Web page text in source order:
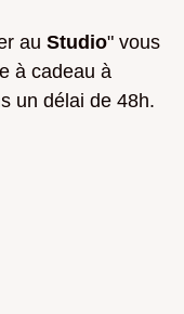
au Studio" vous
à cadeau à
un délai de 48h.